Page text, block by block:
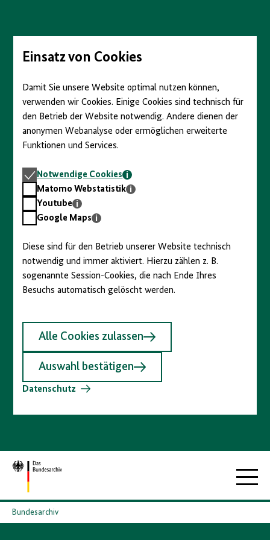
Seiteninhalt
springenEinsatz von Cookies
Damit Sie unsere Website optimal nutzen können,
verwenden wir Cookies. Einige Cookies sind technisch für
den Betrieb der Website notwendig. Andere dienen der
anonymen Webanalyse oder ermöglichen erweiterte
Funktionen und Services.
Notwendige
Cookies
Notwendige Cookies
Matomo
Webstatistik
Matomo Webstatistik
Youtube
Youtube
GoogleGoogle Maps
Diese sind für den Betrieb unserer Website technisch
notwendig und immer aktiviert. Hierzu zählen z. B.
sogenannte Session-Cookies, die nach Ende Ihres
Besuchs automatisch gelöscht werden.
Alle Cookies zulassen
Auswahl bestätigen
Datenschutz
Zur
Startseite
Bundesarchiv